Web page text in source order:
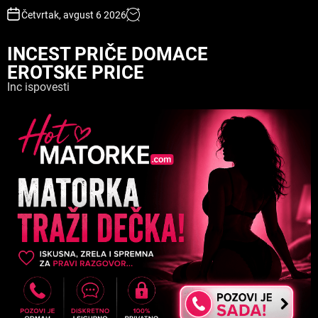
Četvrtak, avgust 6 2026
INCEST PRIČE DOMACE
EROTSKE PRICE
Inc ispovesti